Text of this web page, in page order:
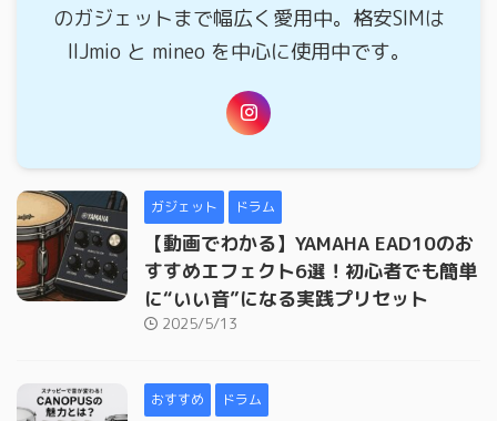
のガジェットまで幅広く愛用中。格安SIMは
IIJmio と mineo を中心に使用中です。
ガジェット ドラム
【動画でわかる】YAMAHA EAD10のお
すすめエフェクト6選！初心者でも簡単
に“いい音”になる実践プリセット
2025/5/13
おすすめ ドラム